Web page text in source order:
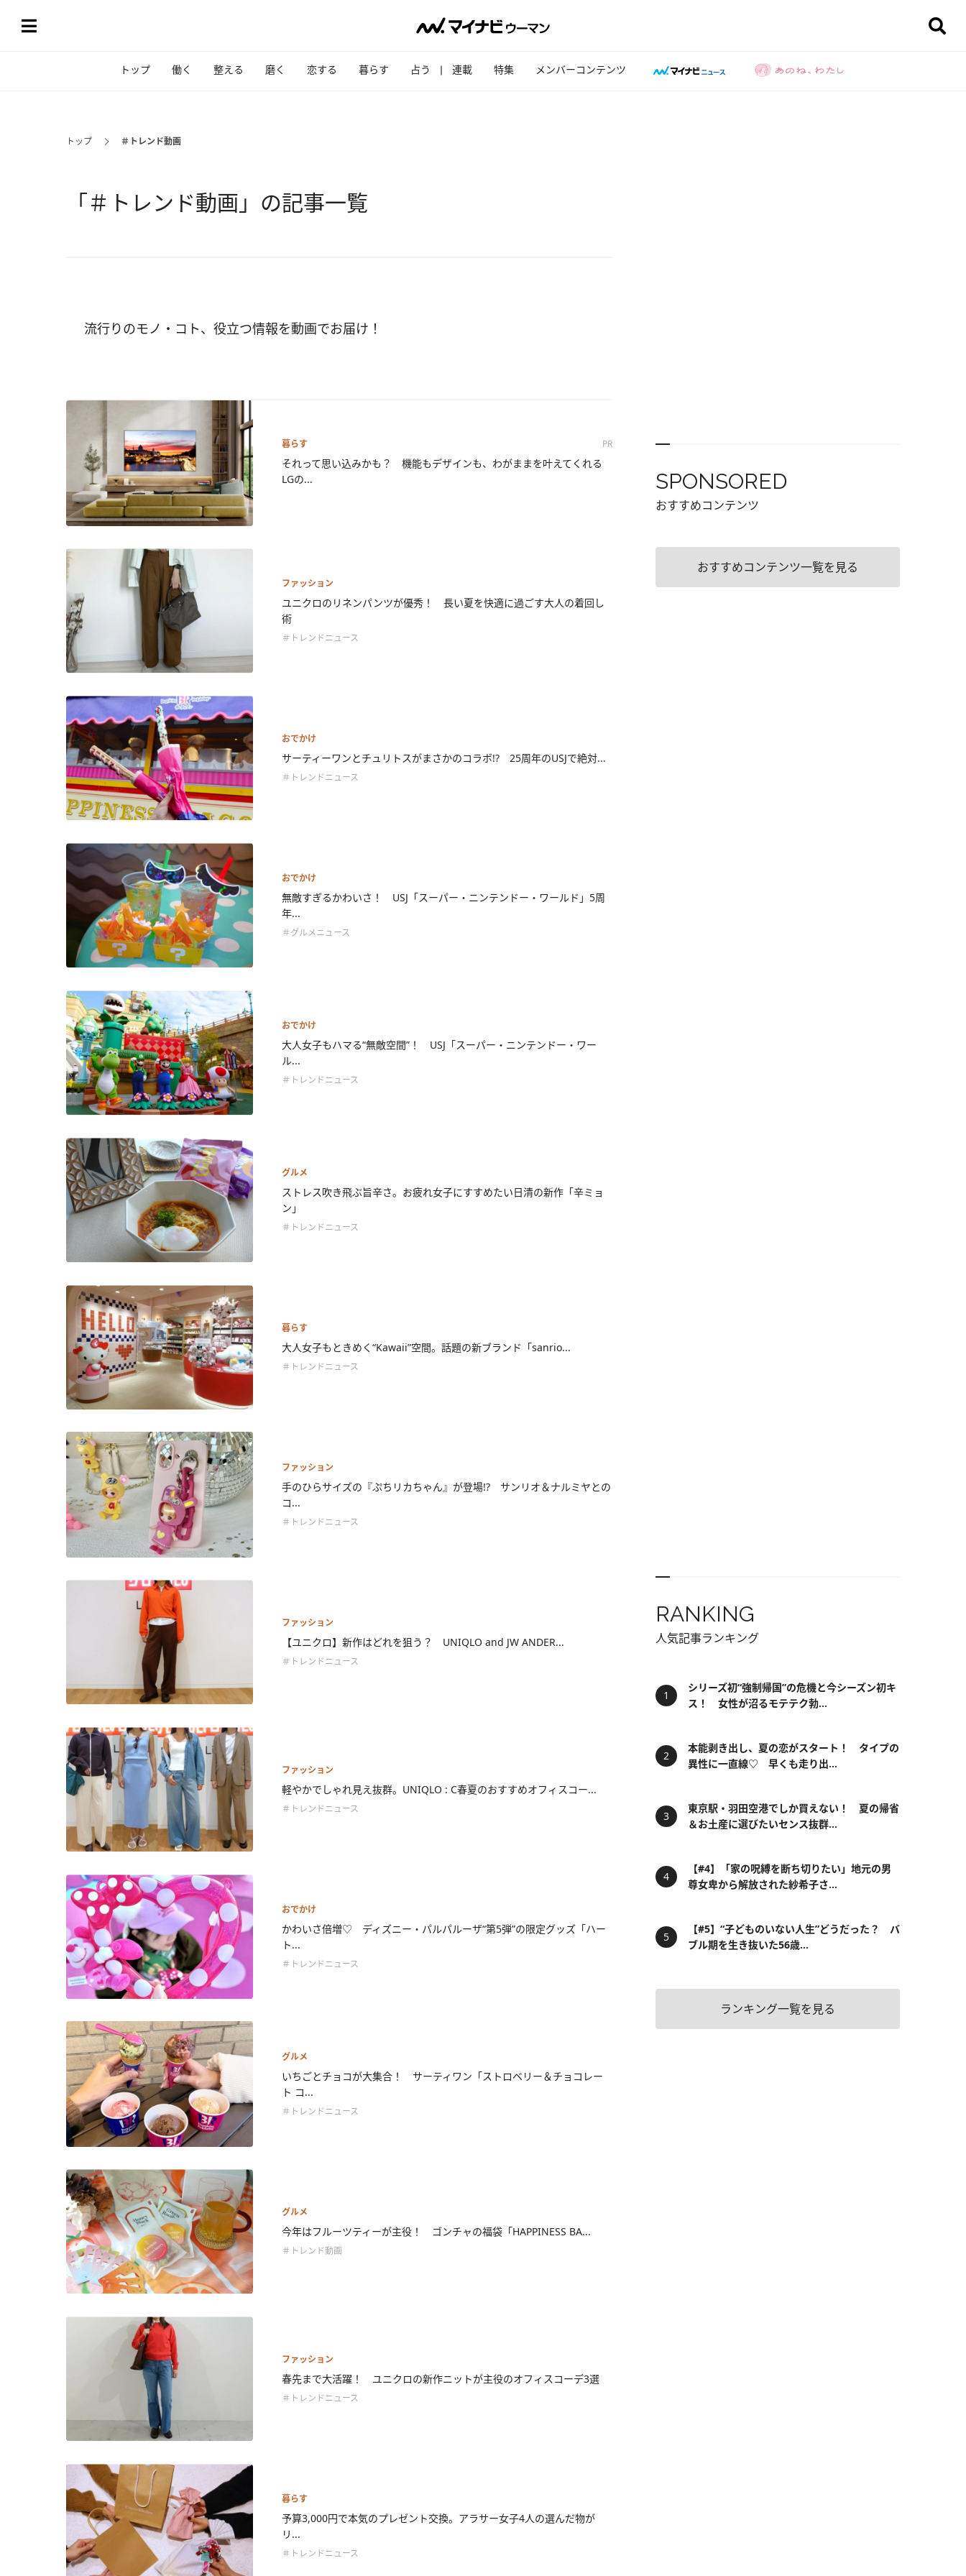
トップ 働く 整える 磨く 恋する 暮らす 占う 連載 特集 メンバーコンテンツ
トップ ＃トレンド動画
「＃トレンド動画」の記事一覧
流行りのモノ・コト、役立つ情報を動画でお届け！
暮らす PR
それって思い込みかも？ 機能もデザインも、わがままを叶えてくれる
LGの...
ファッション
ユニクロのリネンパンツが優秀！ 長い夏を快適に過ごす大人の着回し
術
＃トレンドニュース
おでかけ
サーティーワンとチュリトスがまさかのコラボ!? 25周年のUSJで絶対...
＃トレンドニュース
おでかけ
無敵すぎるかわいさ！ USJ「スーパー・ニンテンドー・ワールド」5周
年...
＃グルメニュース
おでかけ
大人女子もハマる“無敵空間”！ USJ「スーパー・ニンテンドー・ワー
ル...
＃トレンドニュース
グルメ
ストレス吹き飛ぶ旨辛さ。お疲れ女子にすすめたい日清の新作「辛ミョ
ン」
＃トレンドニュース
暮らす
大人女子もときめく“Kawaii”空間。話題の新ブランド「sanrio...
＃トレンドニュース
ファッション
手のひらサイズの『ぷちリカちゃん』が登場!? サンリオ＆ナルミヤとの
コ...
＃トレンドニュース
ファッション
【ユニクロ】新作はどれを狙う？ UNIQLO and JW ANDER...
＃トレンドニュース
ファッション
軽やかでしゃれ見え抜群。UNIQLO : C春夏のおすすめオフィスコー...
＃トレンドニュース
おでかけ
かわいさ倍増♡ ディズニー・パルパルーザ“第5弾”の限定グッズ「ハー
ト...
＃トレンドニュース
グルメ
いちごとチョコが大集合！ サーティワン「ストロベリー＆チョコレー
ト コ...
＃トレンドニュース
グルメ
今年はフルーツティーが主役！ ゴンチャの福袋「HAPPINESS BA...
＃トレンド動画
ファッション
春先まで大活躍！ ユニクロの新作ニットが主役のオフィスコーデ3選
＃トレンドニュース
暮らす
予算3,000円で本気のプレゼント交換。アラサー女子4人の選んだ物が
リ...
＃トレンドニュース
SPONSORED
おすすめコンテンツ
おすすめコンテンツ一覧を見る
RANKING
人気記事ランキング
シリーズ初“強制帰国”の危機と今シーズン初キ
ス！ 女性が沼るモテテク勃...
本能剥き出し、夏の恋がスタート！ タイプの
異性に一直線♡ 早くも走り出...
東京駅・羽田空港でしか買えない！ 夏の帰省
＆お土産に選びたいセンス抜群...
【#4】「家の呪縛を断ち切りたい」地元の男
尊女卑から解放された紗希子さ...
【#5】“子どものいない人生”どうだった？ バ
ブル期を生き抜いた56歳...
ランキング一覧を見る